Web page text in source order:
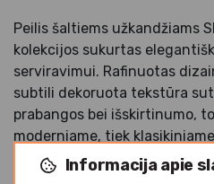
Informacija apie
Peilis šaltiems užkandžiams
kolekcijos sukurtas
serviravimui. Rafinuotas
subtili dekoruota tekstūra
prabangos bei išskirtinumo,
moderniame, tiek
Pagamintas iš aukštos